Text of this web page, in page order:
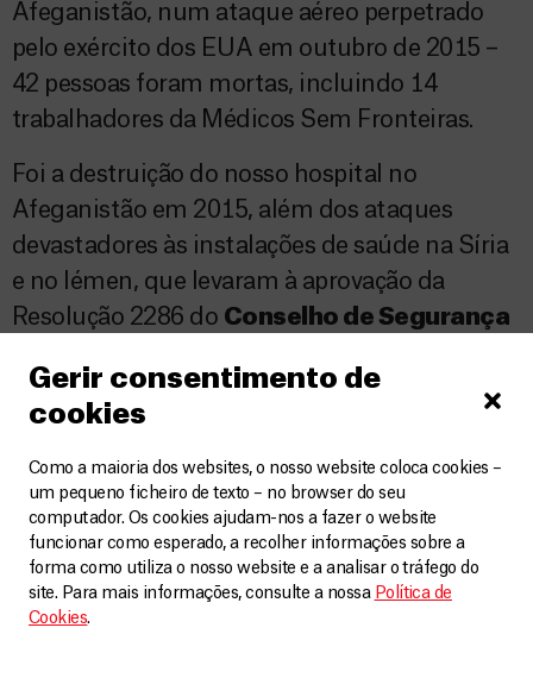
Gerir consentimento de
cookies
Como a maioria dos websites, o nosso website coloca cookies –
um pequeno ficheiro de texto – no browser do seu
computador. Os cookies ajudam-nos a fazer o website
funcionar como esperado, a recolher informações sobre a
forma como utiliza o nosso website e a analisar o tráfego do
site. Para mais informações, consulte a nossa Política de
Cookies.
Afeganistão, num ataque aéreo perpetrado
pelo exército dos EUA em outubro de 2015 –
42 pessoas foram mortas, incluindo 14
trabalhadores da Médicos Sem Fronteiras.
Foi a destruição do nosso hospital no
Afeganistão em 2015, além dos ataques
devastadores às instalações de saúde na Síria
e no Iémen, que levaram à aprovação da
Resolução 2286 do Conselho de Segurança
2016.
junto dos Estados-membros de forma a
garantir que a prestação de cuidados médicos
em ambos os lados das linhas da frente seja
protegida. A resolução era (e ainda é)
necessária. Foi uma reafirmação política da